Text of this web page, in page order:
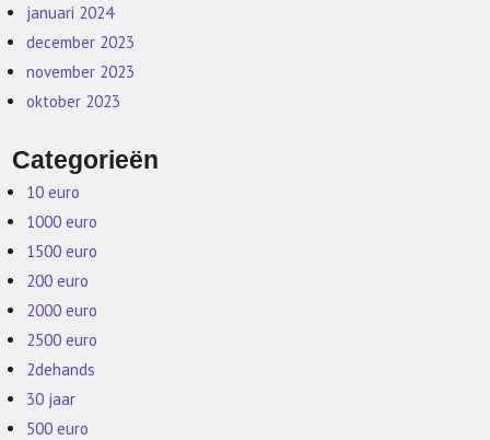
januari 2024
december 2023
november 2023
oktober 2023
Categorieën
10 euro
1000 euro
1500 euro
200 euro
2000 euro
2500 euro
2dehands
30 jaar
500 euro